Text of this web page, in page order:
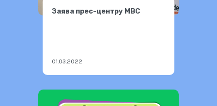
Заява прес-центру МВС
01.03.2022